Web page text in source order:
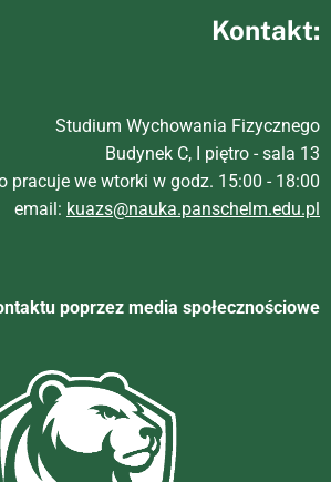
Kontakt:
Studium Wychowania Fizycznego
Budynek C, I piętro - sala 13
pracuje we wtorki w godz. 15:00 - 18:00
email: kuazs@nauka.panschelm.edu.pl
poprzez media społecznościowe